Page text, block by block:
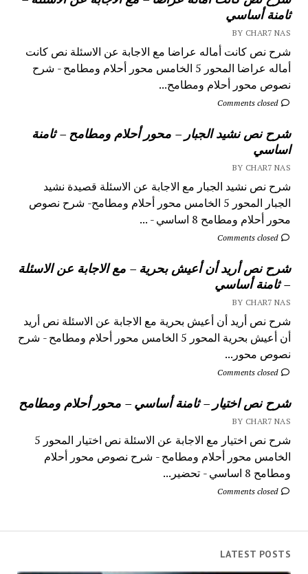
ثامنة أساسي
BY CHAR7 NAS
شرح نص كانت أماله عراضا مع الاجابة عن الاسئلة نص كانت
أماله عراضا المحور 5 الخامس محور أحلام ومطامح - شرح
نصوص محور أحلام ومطامح...
Comments closed
شرح نص نشيد الجبار – محور أحلام ومطامح – ثامنة
اساسي
BY CHAR7 NAS
شرح نص نشيد الجبار مع الاجابة عن الاسئلة قصيدة نشيد
الجبار المحور 5 الخامس محور أحلام ومطامح- شرح نصوص
محور أحلام ومطامح 8 اساسي - ...
Comments closed
شرح نص أريد أن أعيش بحرية – مع الاجابة عن الاسئلة
– ثامنة أساسي
BY CHAR7 NAS
شرح نص أريد أن أعيش بحرية مع الاجابة عن الاسئلة نص أريد
أن أعيش بحرية المحور 5 الخامس محور أحلام ومطامح - شرح
نصوص محور...
Comments closed
شرح نص اختيار – ثامنة أساسي – محور أحلام ومطامح
BY CHAR7 NAS
شرح نص اختيار مع الاجابة عن الاسئلة نص اختيار المحور 5
الخامس محور أحلام ومطامح - شرح نصوص محور أحلام
ومطامح 8 اساسي - تحضير...
Comments closed
LATEST POSTS